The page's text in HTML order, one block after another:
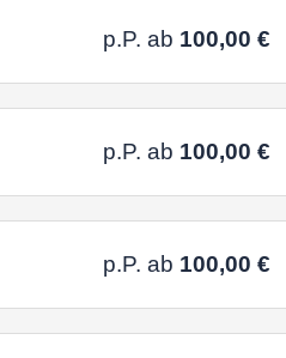
p.P. ab 100,00 €
p.P. ab 100,00 €
p.P. ab 100,00 €